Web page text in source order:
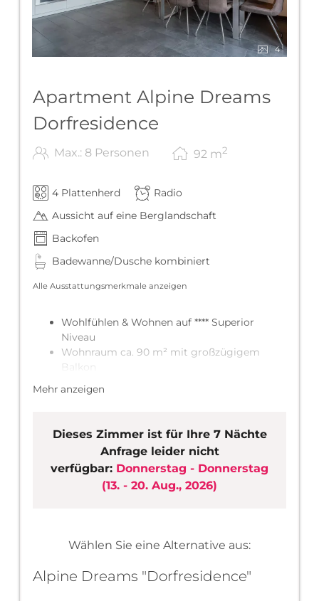
4
Apartment Alpine Dreams
Dorfresidence
Max.: 8 Personen 92 m2
4 Plattenherd
Radio
Aussicht auf eine Berglandschaft
Backofen
Badewanne/Dusche kombiniert
Alle Ausstattungsmerkmale anzeigen
Wohlfühlen & Wohnen auf **** Superior
Niveau
Wohnraum ca. 90 m² mit großzügigem
Balkon
Kleiderschrank)
kostenloses WLAN Internet
Vorraum mit Garderobe und Abstellraum
Offener Wohn- Küche- Essbereich
Hochwertige großzügige Einbauküche (im
Wohnraum integriert)
Apartmentansichten sind Musterzimmer
Mehr anzeigen
Dieses Zimmer ist für Ihre 7 Nächte
Anfrage leider nicht
verfügbar: Donnerstag - Donnerstag
(13. - 20. Aug., 2026)
Wählen Sie eine Alternative aus:
Alpine Dreams "Dorfresidence"